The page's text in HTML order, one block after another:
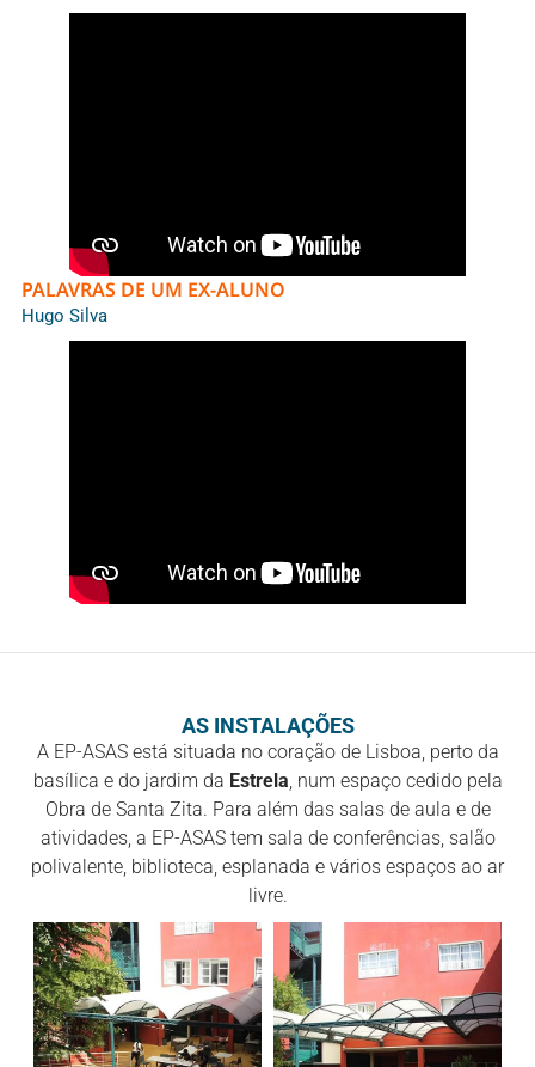
PALAVRAS DE UM EX-ALUNO
Hugo Silva
AS INSTALAÇÕES
A EP-ASAS está situada no coração de Lisboa, perto da
basílica e do jardim da Estrela, num espaço cedido pela
Obra de Santa Zita. Para além das salas de aula e de
atividades, a EP-ASAS tem sala de conferências, salão
polivalente, biblioteca, esplanada e vários espaços ao ar
livre.